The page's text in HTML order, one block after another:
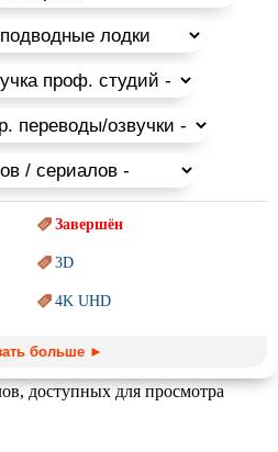
опубликован список всех
можно посмотреть онлайн
того, чтобы прочувствовать
для западного зрителя,
для просмотра с детьми,
для взрослых.
Завершён
3D
4K UHD
PIXAR
больше ►
доступных для просмотра